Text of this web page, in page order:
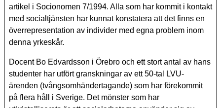
artikel i Socionomen 7/1994. Alla som har kommit i kontakt
med socialtjänsten har kunnat konstatera att det finns en
överrepresentation av individer med egna problem inom
denna yrkeskår.
Docent Bo Edvardsson i Örebro och ett stort antal av hans
studenter har utfört granskningar av ett 50-tal LVU-
ärenden (tvångsomhändertagande) som har förekommit
på flera håll i Sverige. Det mönster som har